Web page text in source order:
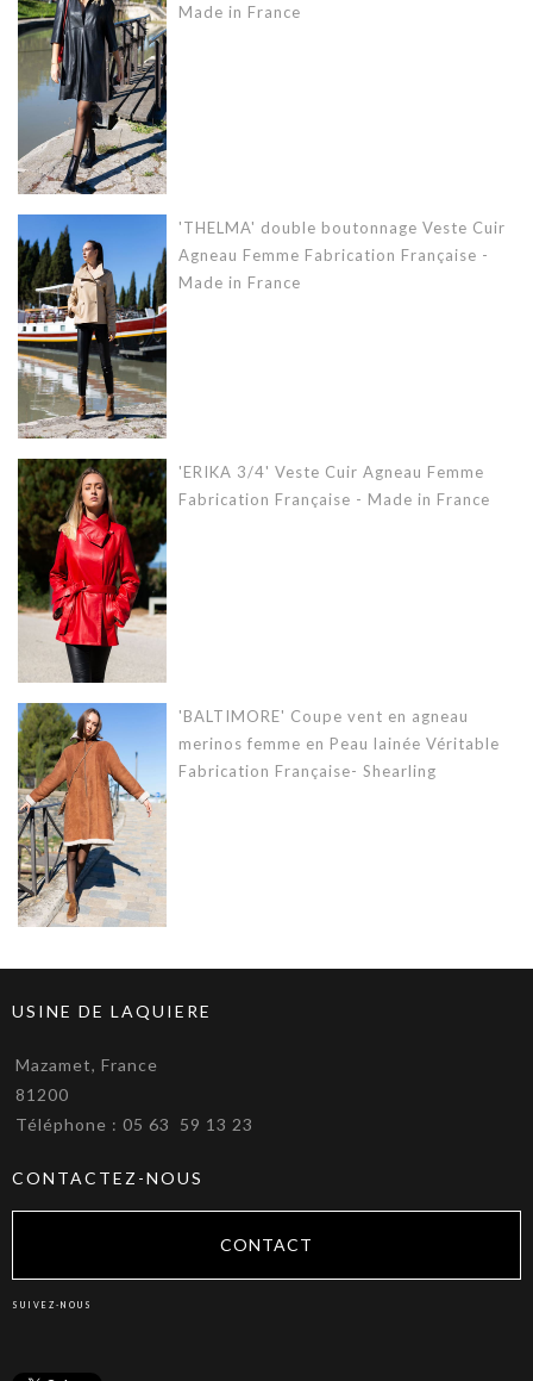
Made in France
'THELMA' double boutonnage Veste Cuir
Agneau Femme Fabrication Française -
Made in France
'ERIKA 3/4' Veste Cuir Agneau Femme
Fabrication Française - Made in France
'BALTIMORE' Coupe vent en agneau
merinos femme en Peau lainée Véritable
Fabrication Française- Shearling
USINE DE LAQUIERE
Mazamet, France
81200
Téléphone : 05 63 59 13 23
CONTACTEZ-NOUS
CONTACT
SUIVEZ-NOUS